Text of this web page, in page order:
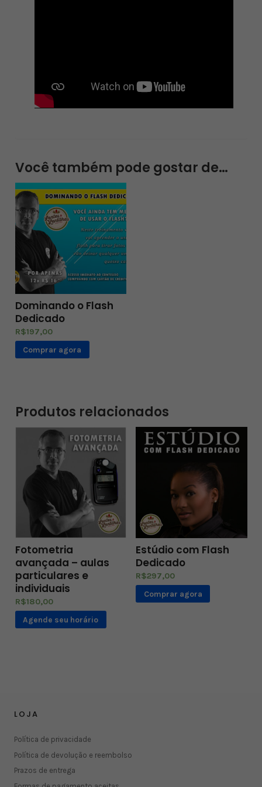
Você também pode gostar de…
Dominando o Flash
Dedicado
R$197,00
Comprar agora
Produtos relacionados
Fotometria
avançada – aulas
particulares e
individuais
R$180,00
Agende seu horário
Estúdio com Flash
Dedicado
R$297,00
Comprar agora
LOJA
Política de privacidade
Política de devolução e reembolso
Prazos de entrega